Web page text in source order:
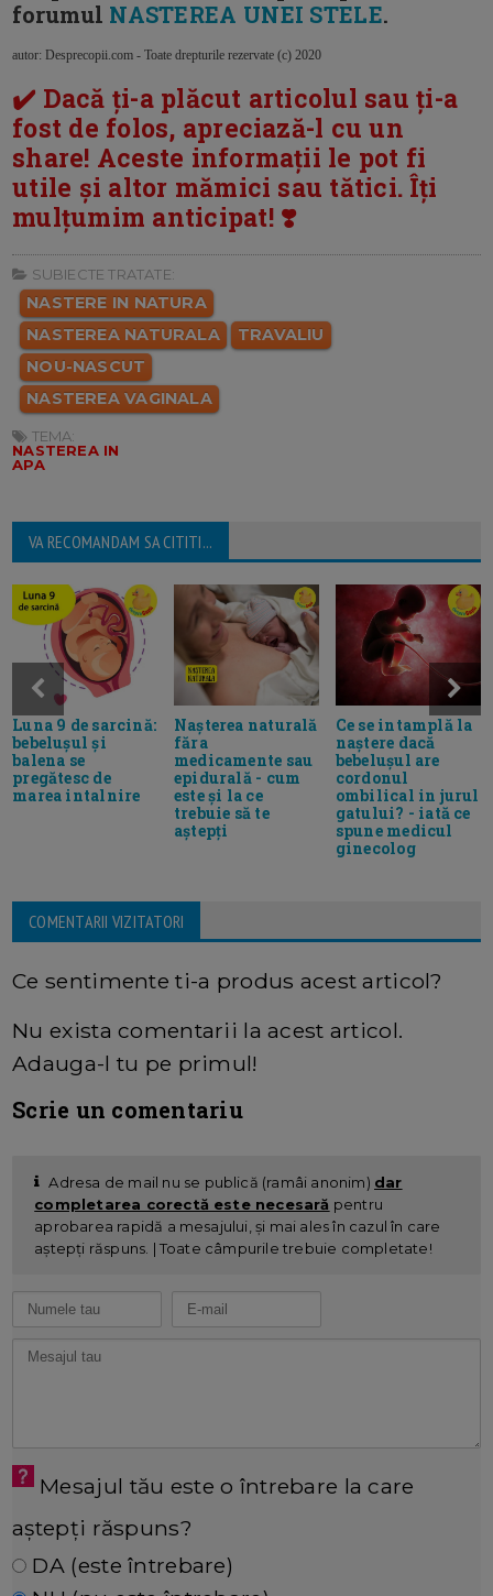
forumul NASTEREA UNEI STELE.
autor: Desprecopii.com - Toate drepturile rezervate (c) 2020
✔️ Dacă ți-a plăcut articolul sau ți-a
fost de folos, apreciază-l cu un
share! Aceste informații le pot fi
utile și altor mămici sau tătici. Îți
mulțumim anticipat! ❣️
SUBIECTE TRATATE:
NASTERE IN NATURA
NASTEREA NATURALA
TRAVALIU
NOU-NASCUT
NASTEREA VAGINALA
TEMA:
NASTEREA IN
APA
VA RECOMANDAM SA CITITI...
Luna 9 de sarcină:
bebelușul și
balena se
pregătesc de
marea intalnire
Nașterea naturală
făra
medicamente sau
epidurală - cum
este și la ce
trebuie să te
aștepți
Ce se intamplă la
naștere dacă
bebelușul are
cordonul
ombilical in jurul
gatului? - iată ce
spune medicul
ginecolog
COMENTARII VIZITATORI
Ce sentimente ti-a produs acest articol?
Nu exista comentarii la acest articol.
Adauga-l tu pe primul!
Scrie un comentariu
Adresa de mail nu se publică (ramâi anonim) dar
completarea corectă este necesară pentru
aprobarea rapidă a mesajului, și mai ales în cazul în care
aștepți răspuns. | Toate câmpurile trebuie completate!
Mesajul tău este o întrebare la care
aștepți răspuns?
DA (este întrebare)